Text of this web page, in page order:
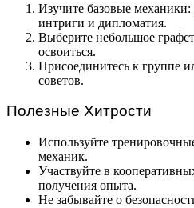
Изучите базовые
интриги и дипломатия.
Выберите небольшое
освоиться.
Присоединитесь к группе
советов.
Полезные Хитрости
Используйте
механик.
Участвуйте в
получения опыта.
Не забывайте о